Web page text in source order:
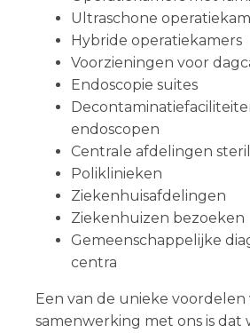
Ultraschone
Hybride operatiekamers
Voorzieningen voor
Endoscopie suites
endoscopen
Centrale afdelingen
Poliklinieken
Ziekenhuisafdelingen
Ziekenhuizen bezoeken
Gemeenschappelijke
centra
Een van de unieke voordelen
samenwerking met ons is dat